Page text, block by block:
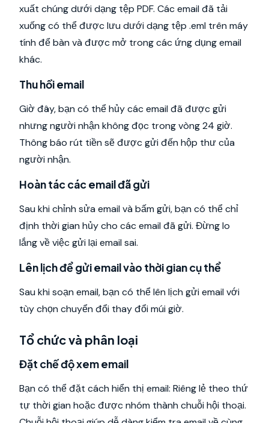
xuất chúng dưới dạng tệp PDF. Các email đã tải
xuống có thể được lưu dưới dạng tệp .eml trên máy
tính để bàn và được mở trong các ứng dụng email
khác.
Thu hồi email
Giờ đây, bạn có thể hủy các email đã được gửi
nhưng người nhận không đọc trong vòng 24 giờ.
Thông báo rút tiền sẽ được gửi đến hộp thư của
người nhận.
Hoàn tác các email đã gửi
Sau khi chỉnh sửa email và bấm gửi, bạn có thể chỉ
định thời gian hủy cho các email đã gửi. Đừng lo
lắng về việc gửi lại email sai.
Lên lịch để gửi email vào thời gian cụ thể
Sau khi soạn email, bạn có thể lên lịch gửi email với
tùy chọn chuyển đổi thay đổi múi giờ.
Tổ chức và phân loại
Đặt chế độ xem email
Bạn có thể đặt cách hiển thị email: Riêng lẻ theo thứ
tự thời gian hoặc được nhóm thành chuỗi hội thoại.